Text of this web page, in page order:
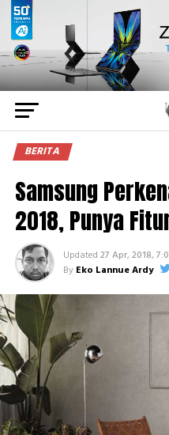
BERITA
Samsung
2018, Punya
Updated 27 Apr, 2018,
By Eko Lannue Ardy